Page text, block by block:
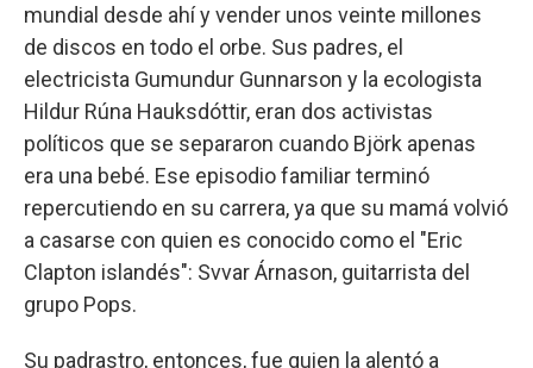
mundial desde ahí y vender unos veinte millones
de discos en todo el orbe. Sus padres, el
electricista Gumundur Gunnarson y la ecologista
Hildur Rúna Hauksdóttir, eran dos activistas
políticos que se separaron cuando Björk apenas
era una bebé. Ese episodio familiar terminó
repercutiendo en su carrera, ya que su mamá volvió
a casarse con quien es conocido como el "Eric
Clapton islandés": Svvar Árnason, guitarrista del
grupo Pops.
Su padrastro, entonces, fue quien la alentó a